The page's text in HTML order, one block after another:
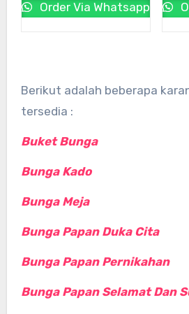
Order Via Whatsapp
Berikut adalah beberapa
tersedia :
Buket Bunga
Bunga Kado
Bunga Meja
Bunga Papan Duka Cita
Bunga Papan Pernikahan
Bunga Papan Selamat Dan